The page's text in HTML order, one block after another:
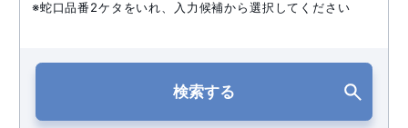
※蛇口品番2ケタをいれ、入力候補から選択してください
検索する